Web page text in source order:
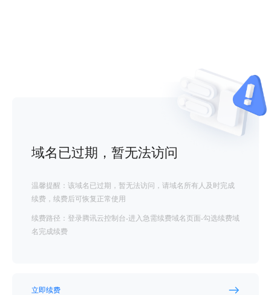
域名已过期，暂无法访问
温馨提醒：该域名已过期，暂无法访问，请域名所有人及时完成
续费，续费后可恢复正常使用
续费路径：登录腾讯云控制台-进入急需续费域名页面-勾选续费域
名完成续费
立即续费